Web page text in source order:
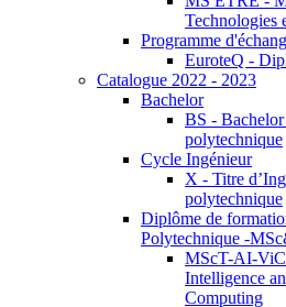
Technologies
Programme
EuroteQ -
Catalogue 2022 - 2023
Bachelor
BS -
polytechnique
Cycle Ingénieur
X - Titre
polytechnique
Diplôme de
Polytechnique -
MScT-AI-
Intelligence
Computing